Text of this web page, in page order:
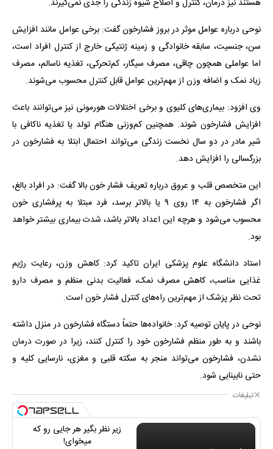
نوحی درباره عوامل موثر در بروز فشارخون گفت: برخی عوامل مانند افزایش
سن، جنسیت، سابقه خانوادگی و زمینه ژنتیکی خارج از کنترل افراد است،
اما عواملی همچون چاقی، مصرف سیگار، کم‌تحرکی، تغذیه ناسالم، مصرف
زیاد نمک و اضافه وزن از مهم‌ترین عوامل قابل کنترل محسوب می‌شوند.
وی افزود: بیماری‌های کلیوی و برخی اختلالات هورمونی نیز می‌توانند باعث
افزایش فشارخون شوند. همچنین کم‌وزنی هنگام تولد یا تغذیه ناکافی با
شیر مادر در دو سال نخست زندگی می‌تواند احتمال ابتلا به فشارخون در
بزرگسالی را افزایش دهد.
این متخصص قلب و عروق درباره تعریف فشار خون بالا گفت: در افراد بالغ،
اگر فشارخون به ۱۴ روی ۹ یا بالاتر برسد، فرد مبتلا به پرفشاری خون
محسوب می‌شود و هرچه این اعداد بالاتر باشد، شدت بیماری بیشتر خواهد
بود.
استاد دانشگاه علوم پزشکی ایران تاکید کرد: کاهش وزن، رعایت رژیم
غذایی مناسب، کاهش مصرف نمک، فعالیت بدنی منظم و مصرف دارو
تحت نظر پزشک از مهم‌ترین راه‌های کنترل فشار خون است.
نوحی در پایان توصیه کرد: خانواده‌ها حتماً دستگاه فشارخون در منزل داشته
باشند و به طور منظم فشارخون خود را کنترل کنند، زیرا در صورت درمان
نشدن، فشارخون می‌تواند منجر به سکته قلبی و مغزی، نارسایی کلیه و
حتی نابینایی شود.
تبلیغات
زیر نظر بگیر هر جایی رو که
میخوای!